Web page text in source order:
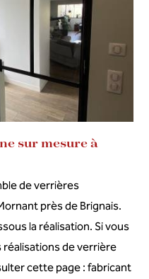
sur mesure à
de verrières
près de Brignais.
la réalisation. Si vous
de verrière
cette page : fabricant